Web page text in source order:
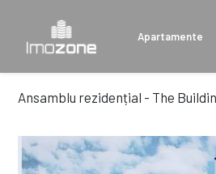
Apartamente
Ansamblu rezidențial - The